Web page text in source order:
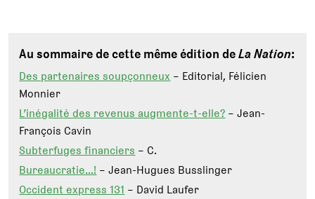
Au sommaire de cette même édition deLa Nation:
Des partenaires soupçonneux – Editorial, Félicien
Monnier
L’inégalité des revenus augmente-t-elle? – Jean-
François Cavin
Subterfuges financiers – C.
Bureaucratie…! – Jean-Hugues Busslinger
Occident express 131 – David Laufer